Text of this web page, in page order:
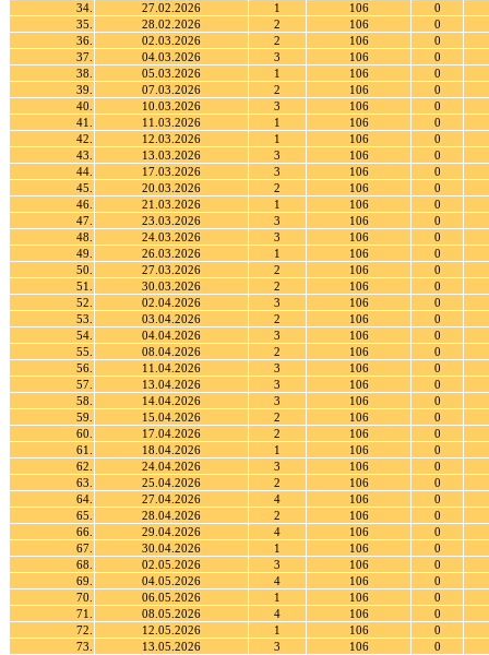
34.
27.02.2026 1 106
0
35.
28.02.2026 2 106
0
36.
02.03.2026 2 106
0
37.
04.03.2026 3 106
0
38.
05.03.2026 1 106
0
39.
07.03.2026 2 106
0
40.
10.03.2026 3 106
0
41.
11.03.2026 1 106
0
42.
12.03.2026 1 106
0
43.
13.03.2026 3 106
0
44.
17.03.2026 3 106
0
45.
20.03.2026 2 106
0
46.
21.03.2026 1 106
0
47.
23.03.2026 3 106
0
48.
24.03.2026 3 106
0
49.
26.03.2026 1 106
0
50.
27.03.2026 2 106
0
51.
30.03.2026 2 106
0
52.
02.04.2026 3 106
0
53.
03.04.2026 2 106
0
54.
04.04.2026 3 106
0
55.
08.04.2026 2 106
0
56.
11.04.2026 3 106
0
57.
13.04.2026 3 106
0
58.
14.04.2026 3 106
0
59.
15.04.2026 2 106
0
60.
17.04.2026 2 106
0
61.
18.04.2026 1 106
0
62.
24.04.2026 3 106
0
63.
25.04.2026 2 106
0
64.
27.04.2026 4 106
0
65.
28.04.2026 2 106
0
66.
29.04.2026 4 106
0
67.
30.04.2026 1 106
0
68.
02.05.2026 3 106
0
69.
04.05.2026 4 106
0
70.
06.05.2026 1 106
0
71.
08.05.2026 4 106
0
72.
12.05.2026 1 106
0
73.
13.05.2026 3 106
0